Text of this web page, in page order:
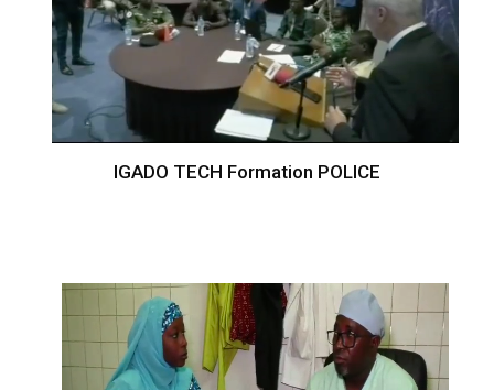
IGADO TECH Formation POLICE